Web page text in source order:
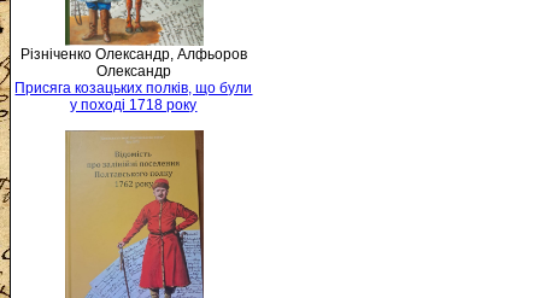
Різніченко Олександр, Алфьоров
Олександр
Присяга козацьких полків, що були
у поході 1718 року